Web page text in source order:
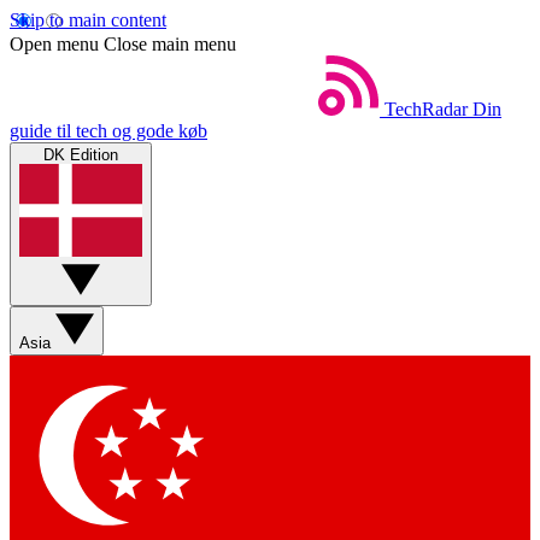
Skip to main content
Open menu Close main menu
TechRadar Din
guide til tech og gode køb
DK Edition
Asia